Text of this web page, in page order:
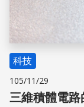
科技
105/11/29
三維積體電